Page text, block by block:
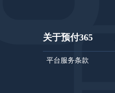
关于预付365
平台服务条款